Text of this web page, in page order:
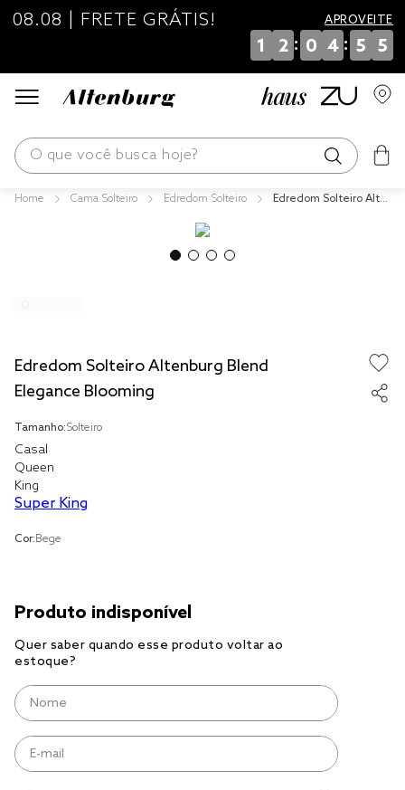
08.08 | FRETE GRÁTIS! APROVEITE
1 2 : 0 4 : 5 5
O que você busca hoje?
Cama Solteiro Edredom Solteiro
Edredom Solteiro Alte
Edredom Solteiro Altenburg Blend
Elegance Blooming
Tamanho:Solteiro
Casal
Queen
King
Super King
Cor: Bege
travesseiro
cobre leito
cobertor
jogo cama casal